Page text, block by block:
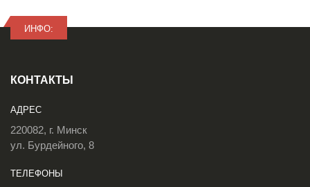
ИНФО:
КОНТАКТЫ
АДРЕС
220082, г. Минск
ул. Бурдейного, 8
ТЕЛЕФОНЫ